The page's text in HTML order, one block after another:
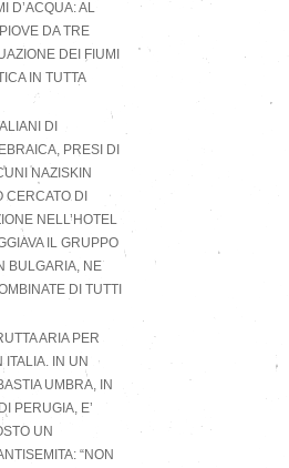
D’ACQUA: AL
DA TRE
DEI FIUMI
IN TUTTA
DI
PRESI DI
NAZISKIN
DI
NELL’HOTEL
IL GRUPPO
BULGARIA, NE
DI TUTTI
ARIA PER
ITALIA. IN UN
UMBRA, IN
PERUGIA, E’
UN
“NON